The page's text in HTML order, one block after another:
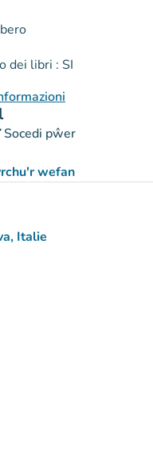
dei libri : SI
Socedi pŵer
wefan
(tab newydd)
Italie
Maps)